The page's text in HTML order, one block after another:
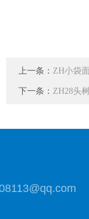
上一条： ZH小袋
下一条： ZH28头